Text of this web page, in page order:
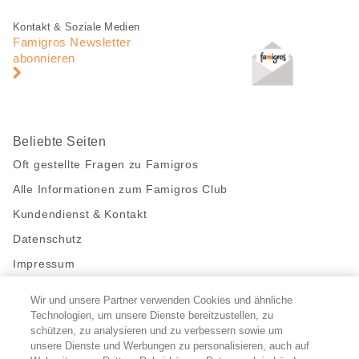
Fusszeile
Fusszeile
Navigation
Kontakt & Soziale Medien
Famigros Newsletter
abonnieren
Beliebte Seiten
Oft gestellte Fragen zu Famigros
Alle Informationen zum Famigros Club
Kundendienst & Kontakt
Datenschutz
Impressum
Bleibe mit uns in Kontakt
Facebook
https://twitter.com/migros
https://www.youtube.com/user/
PinterestInstagram
Wir und unsere Partner verwenden Cookies und ähnliche
Technologien, um unsere Dienste bereitzustellen, zu
schützen, zu analysieren und zu verbessern sowie um
unsere Dienste und Werbungen zu personalisieren, auch auf